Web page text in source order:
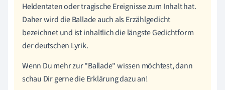
Heldentaten oder tragische Ereignisse zum Inhalt hat.
Daher wird die Ballade auch als Erzählgedicht
bezeichnet und ist inhaltlich die längste Gedichtform
der deutschen Lyrik.
Wenn Du mehr zur "Ballade" wissen möchtest, dann
schau Dir gerne die Erklärung dazu an!